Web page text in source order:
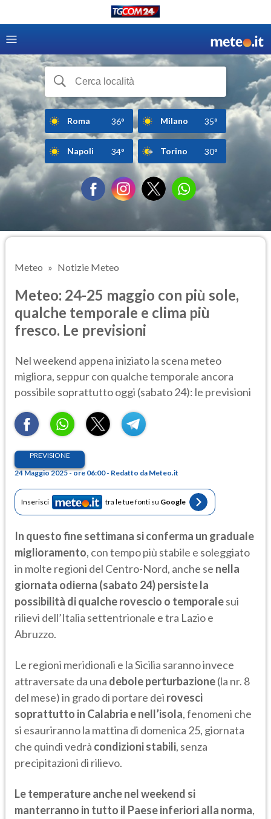
Roma 36° Milano 35°
Napoli 34° Torino 30°
Meteo Notizie Meteo
Meteo: 24-25 maggio con più sole,
qualche temporale e clima più
fresco. Le previsioni
Nel weekend appena iniziato la scena meteo
migliora, seppur con qualche temporale ancora
possibile soprattutto oggi (sabato 24): le previsioni
PREVISIONE
24 Maggio 2025 - ore 06:00 - Redatto da Meteo.it
Inserisci tra le tue fonti su Google
In questo fine settimana si conferma un graduale
miglioramento, con tempo più stabile e soleggiato
in molte regioni del Centro-Nord, anche se nella
giornata odierna (sabato 24) persiste la
possibilità di qualche rovescio o temporalesui
rilievi dell’Italia settentrionale e tra Lazio e
Abruzzo.
Le regioni meridionali e la Sicilia saranno invece
attraversate da una debole perturbazione(la nr. 8
del mese) in grado di portare dei rovesci
soprattutto in Calabria e nell’isola, fenomeni che
si esauriranno la mattina di domenica 25, giornata
che quindi vedrà condizioni stabili, senza
precipitazioni di rilievo.
Le temperature anche nel weekend si
manterranno in tutto il Paese inferiori alla norma,